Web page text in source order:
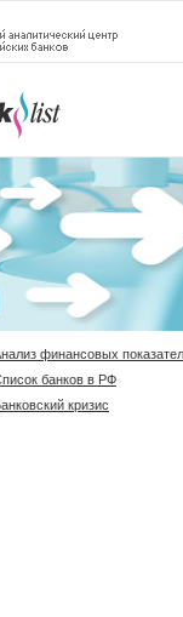
финансовых
банков в РФ
кризис